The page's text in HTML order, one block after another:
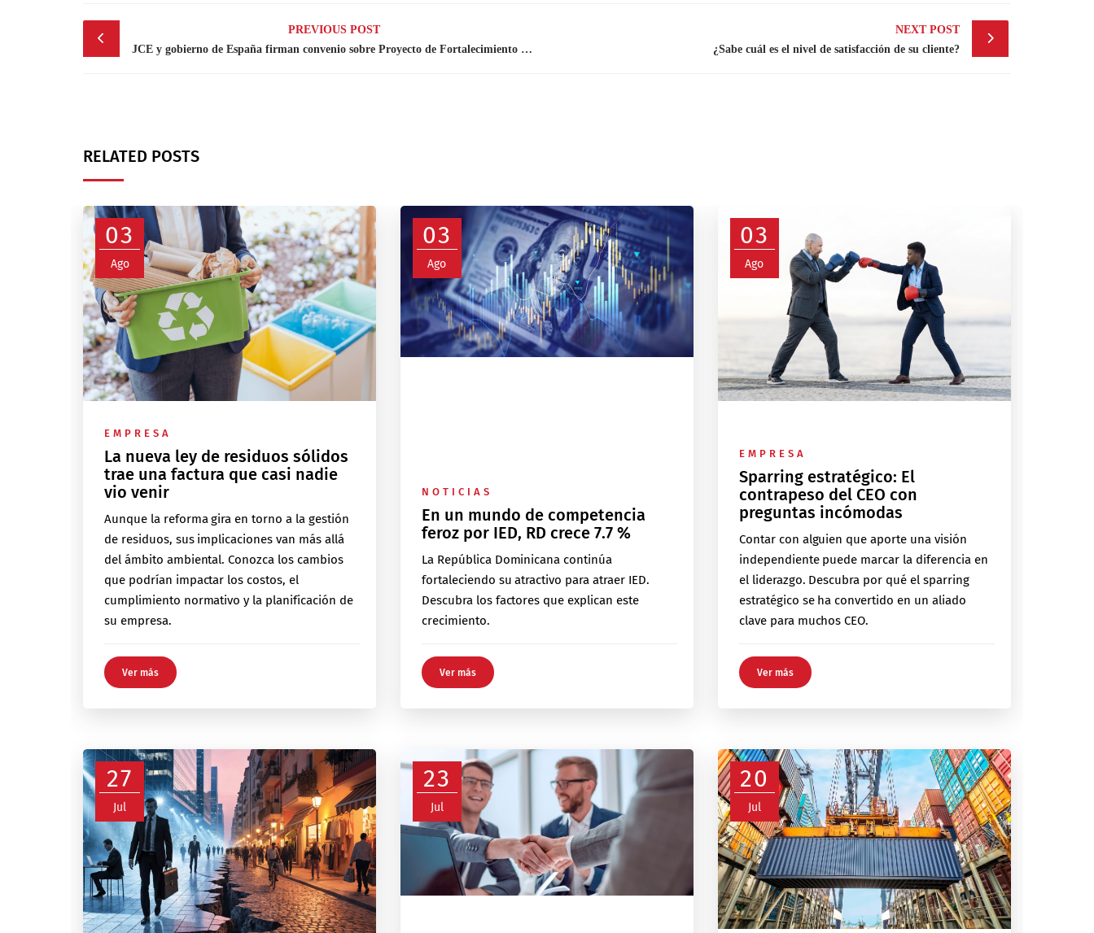
Post
navigation
PREVIOUS POST
JCE y gobierno de España firman convenio sobre Proyecto de Fortalecimiento del Liderazgo
NEXT POST
¿Sabe cuál es el nivel de satisfacción de su cliente?
RELATED POSTS
03
Ago
EMPRESA
La nueva ley de residuos sólidos
trae una factura que casi nadie
vio venir
Aunque la reforma gira en torno a la gestión
de residuos, sus implicaciones van más allá
del ámbito ambiental. Conozca los cambios
que podrían impactar los costos, el
cumplimiento normativo y la planificación de
su empresa.
Ver más
03
Ago
NOTICIAS
En un mundo de competencia
feroz por IED, RD crece 7.7 %
La República Dominicana continúa
fortaleciendo su atractivo para atraer IED.
Descubra los factores que explican este
crecimiento.
Ver más
03
Ago
EMPRESA
Sparring estratégico: El
contrapeso del CEO con
preguntas incómodas
Contar con alguien que aporte una visión
independiente puede marcar la diferencia en
el liderazgo. Descubra por qué el sparring
estratégico se ha convertido en un aliado
clave para muchos CEO.
Ver más
27
Jul
23
Jul
20
Jul